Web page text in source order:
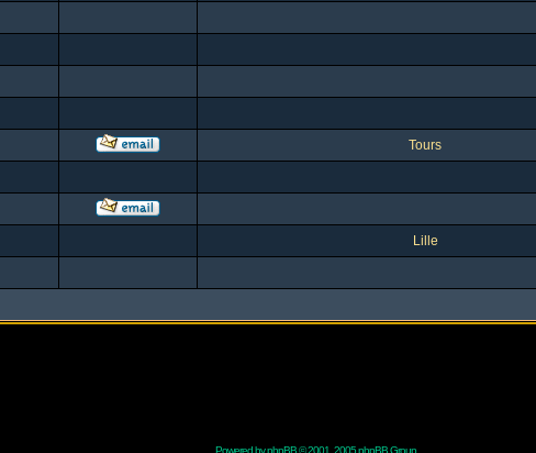
Tours
Lille
Powered byphpBB© 2001, 2005 phpBB Group